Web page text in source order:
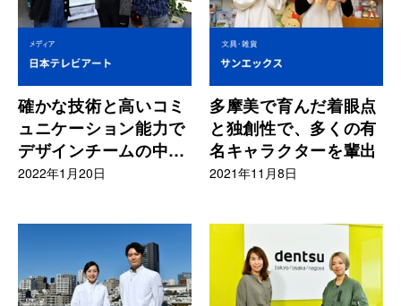
確かな技術と高いコミ
ュニケーション能力で
デザインチームの中核
を担う多摩美生
2022年1月20日
多摩美で育んだ着眼点
と独創性で、多くの有
名キャラクターを輩出
2021年11月8日